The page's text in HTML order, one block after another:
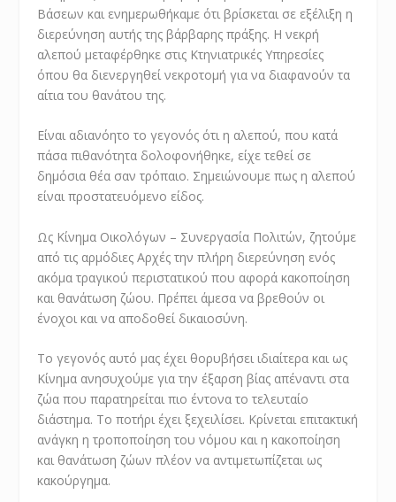
Βάσεων και ενημερωθήκαμε ότι βρίσκεται σε εξέλιξη η
διερεύνηση αυτής της βάρβαρης πράξης. Η νεκρή
αλεπού μεταφέρθηκε στις Κτηνιατρικές Υπηρεσίες
όπου θα διενεργηθεί νεκροτομή για να διαφανούν τα
αίτια του θανάτου της.
Είναι αδιανόητο το γεγονός ότι η αλεπού, που κατά
πάσα πιθανότητα δολοφονήθηκε, είχε τεθεί σε
δημόσια θέα σαν τρόπαιο. Σημειώνουμε πως η αλεπού
είναι προστατευόμενο είδος.
Ως Κίνημα Οικολόγων – Συνεργασία Πολιτών, ζητούμε
από τις αρμόδιες Αρχές την πλήρη διερεύνηση ενός
ακόμα τραγικού περιστατικού που αφορά κακοποίηση
και θανάτωση ζώου. Πρέπει άμεσα να βρεθούν οι
ένοχοι και να αποδοθεί δικαιοσύνη.
Το γεγονός αυτό μας έχει θορυβήσει ιδιαίτερα και ως
Κίνημα ανησυχούμε για την έξαρση βίας απέναντι στα
ζώα που παρατηρείται πιο έντονα το τελευταίο
διάστημα. Το ποτήρι έχει ξεχειλίσει. Κρίνεται επιτακτική
ανάγκη η τροποποίηση του νόμου και η κακοποίηση
και θανάτωση ζώων πλέον να αντιμετωπίζεται ως
κακούργημα.